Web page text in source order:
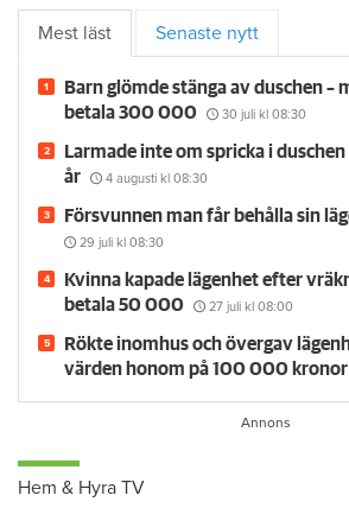
Mest läst Senaste nytt
Barn glömde stänga av duschen –
betala 300 000
30 juli kl 08:30
Larmade inte om spricka i
år
4 augusti kl 08:30
Försvunnen man får behålla sin
29 juli kl 08:30
Kvinna kapade lägenhet efter
betala 50 000
27 juli kl 08:00
Rökte inomhus och övergav
värden honom på 100 000 kronor
Hem & Hyra TV